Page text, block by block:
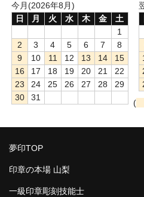
今月(2026年8月)
日
月 火 水 木 金
土
1
2
3 4 5 6 7
8
9
10 11 12 13 14
15
16
17 18 19 20 21
22
23
24 25 26 27 28
29
30
31
(
夢印TOP
印章の本場 山梨
一級印章彫刻技能士